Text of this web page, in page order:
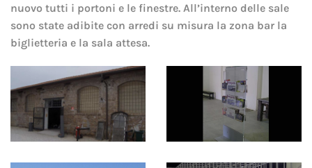
nuovo tutti i portoni e le finestre. All’interno delle sale
sono state adibite con arredi su misura la zona bar la
biglietteria e la sala attesa.